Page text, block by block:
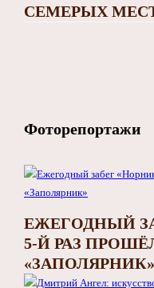
СЕМЕРЫХ
Фоторепортажи
ЕЖЕГОДНЫЙ
5-Й РАЗ
«ЗАПОЛЯРНИК»